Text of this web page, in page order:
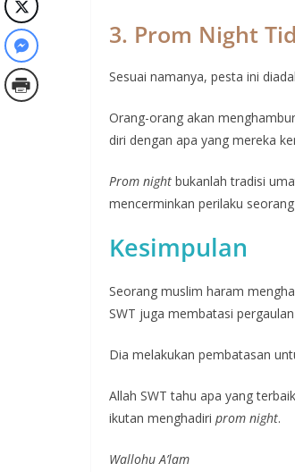
3. Prom Night
Sesuai namanya, pesta ini
Orang-orang akan
diri dengan apa yang mereka
Prom night bukanlah tradisi
mencerminkan perilaku
Kesimpulan
Seorang muslim haram
SWT juga membatasi
Dia melakukan pembatasan
Allah SWT tahu apa yang
ikutan menghadiri prom night.
Wallohu A’lam